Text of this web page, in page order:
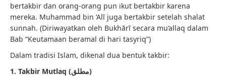
bertakbir dan orang-orang pun ikut bertakbir karena
mereka. Muhammad bin ‘Alī juga bertakbir setelah shalat
sunnah. (Diriwayatkan oleh Bukhārī secara mu‘allaq dalam
Bab “Keutamaan beramal di hari tasyriq”)
Dalam tradisi Islam, dikenal dua bentuk takbir:
1. Takbir Mutlaq (مطلق)